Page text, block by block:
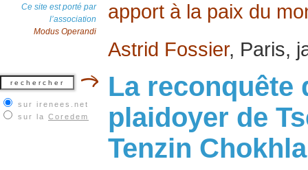
Ce site est porté par
l’association
Modus Operandi
sur irenees.net
sur la Coredem
apport à la paix du
Astrid Fossier, Paris,
La reconquête
plaidoyer de
Tenzin